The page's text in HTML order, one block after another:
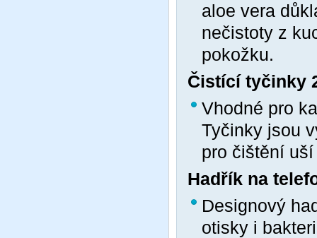
aloe vera
nečistoty z
pokožku.
Čistící tyčinky
Vhodné pro
Tyčinky jsou
pro čištění
Hadřík na
Designový
otisky i